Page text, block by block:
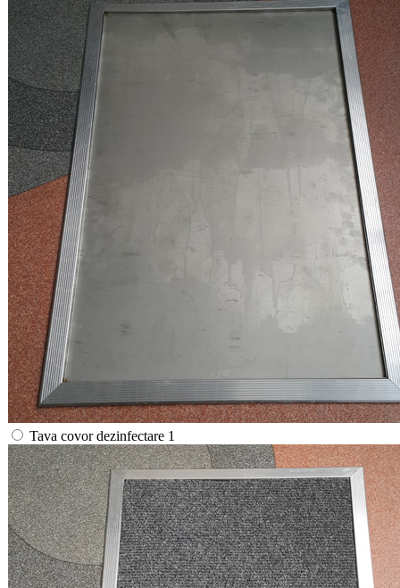
Tava covor dezinfectare 1